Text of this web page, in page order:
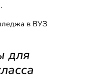
в ВУЗ
для